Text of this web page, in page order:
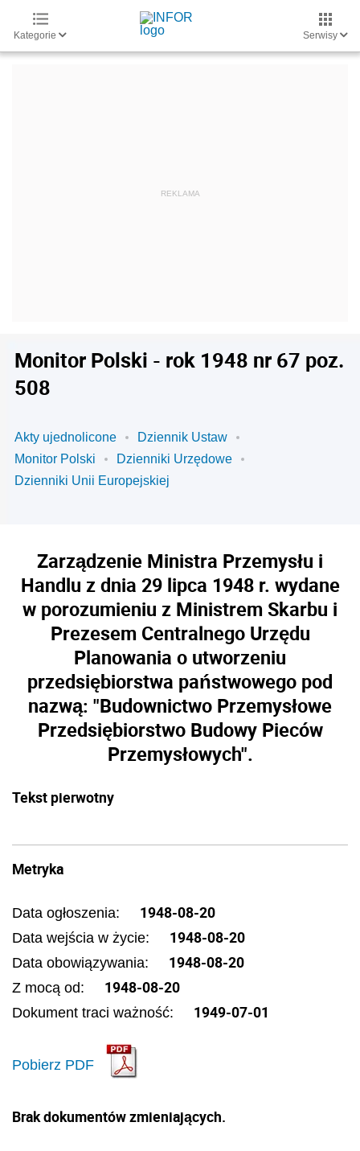
Kategorie Serwisy
Monitor Polski - rok 1948 nr 67 poz.
508
Akty ujednolicone
Dziennik Ustaw
Monitor Polski
Dzienniki Urzędowe
Dzienniki Unii Europejskiej
Zarządzenie Ministra Przemysłu i
Handlu z dnia 29 lipca 1948 r. wydane
w porozumieniu z Ministrem Skarbu i
Prezesem Centralnego Urzędu
Planowania o utworzeniu
przedsiębiorstwa państwowego pod
nazwą: "Budownictwo Przemysłowe
Przedsiębiorstwo Budowy Pieców
Przemysłowych".
Tekst pierwotny
Metryka
Data ogłoszenia: 1948-08-20
Data wejścia w życie: 1948-08-20
Data obowiązywania: 1948-08-20
Z mocą od: 1948-08-20
Dokument traci ważność: 1949-07-01
Pobierz PDF
Brak dokumentów zmieniających.